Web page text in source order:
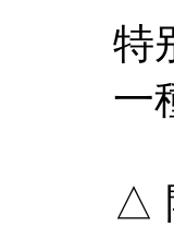
特
一
△